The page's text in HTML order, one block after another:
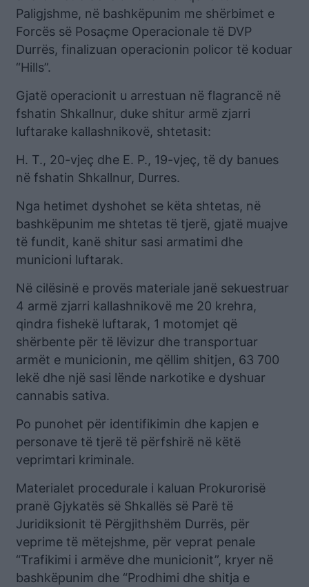
Paligjshme, në bashkëpunim me shërbimet e
Forcës së Posaçme Operacionale të DVP
Durrës, finalizuan operacionin policor të koduar
“Hills”.
Gjatë operacionit u arrestuan në flagrancë në
fshatin Shkallnur, duke shitur armë zjarri
luftarake kallashnikovë, shtetasit:
H. T., 20-vjeç dhe E. P., 19-vjeç, të dy banues
në fshatin Shkallnur, Durres.
Nga hetimet dyshohet se këta shtetas, në
bashkëpunim me shtetas të tjerë, gjatë muajve
të fundit, kanë shitur sasi armatimi dhe
municioni luftarak.
Në cilësinë e provës materiale janë sekuestruar
4 armë zjarri kallashnikovë me 20 krehra,
qindra fishekë luftarak, 1 motomjet që
shërbente për të lëvizur dhe transportuar
armët e municionin, me qëllim shitjen, 63 700
lekë dhe një sasi lënde narkotike e dyshuar
cannabis sativa.
Po punohet për identifikimin dhe kapjen e
personave të tjerë të përfshirë në këtë
veprimtari kriminale.
Materialet procedurale i kaluan Prokurorisë
pranë Gjykatës së Shkallës së Parë të
Juridiksionit të Përgjithshëm Durrës, për
veprime të mëtejshme, për veprat penale
“Trafikimi i armëve dhe municionit”, kryer në
bashkëpunim dhe “Prodhimi dhe shitja e